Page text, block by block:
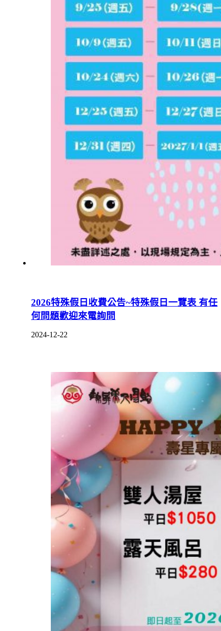
2026特殊假日收費公告~特殊假日一覽表 有任
何問題歡迎來電詢問
2024-12-22